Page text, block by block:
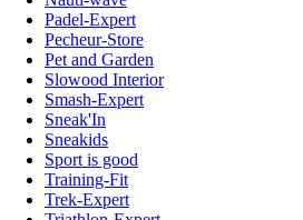
Padel-Expert
Pecheur-Store
Pet and Garden
Slowood Interior
Smash-Expert
Sneak'In
Sneakids
Sport is good
Training-Fit
Trek-Expert